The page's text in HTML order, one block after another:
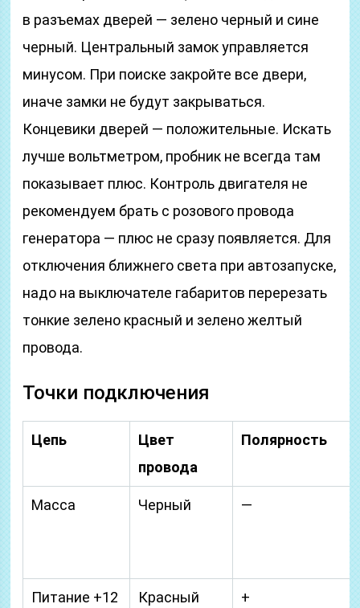
в разъемах дверей — зелено черный и сине
черный. Центральный замок управляется
минусом. При поиске закройте все двери,
иначе замки не будут закрываться.
Концевики дверей — положительные. Искать
лучше вольтметром, пробник не всегда там
показывает плюс. Контроль двигателя не
рекомендуем брать с розового провода
генератора — плюс не сразу появляется. Для
отключения ближнего света при автозапуске,
надо на выключателе габаритов перерезать
тонкие зелено красный и зелено желтый
провода.
​Точки подключения
Цепь
Цвет
провода
Полярность
Масса Черный —
Питание +12
Красный
+